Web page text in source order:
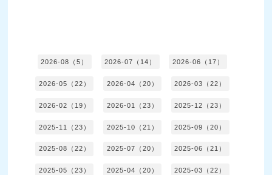
2026-08（5） 2026-07（14） 2026-06（17）
2026-05（22） 2026-04（20） 2026-03（22）
2026-02（19） 2026-01（23） 2025-12（23）
2025-11（23） 2025-10（21） 2025-09（20）
2025-08（22） 2025-07（20） 2025-06（21）
2025-05（23） 2025-04（20） 2025-03（22）